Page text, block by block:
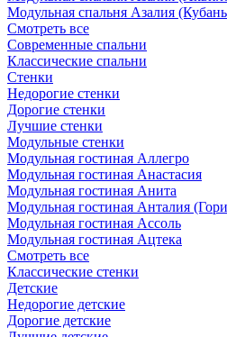
Модульная спальня Азалия
Смотреть все
Современные спальни
Классические спальни
Стенки
Недорогие стенки
Дорогие стенки
Лучшие стенки
Модульные стенки
Модульная гостиная Аллегро
Модульная гостиная Анастасия
Модульная гостиная Анита
Модульная гостиная Анталия
Модульная гостиная Ассоль
Модульная гостиная Ацтека
Смотреть все
Классические стенки
Детские
Недорогие детские
Дорогие детские